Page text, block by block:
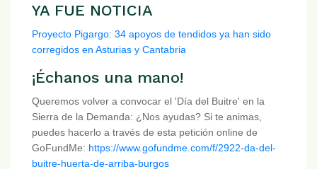
YA FUE NOTICIA
Proyecto Pigargo: 34 apoyos de tendidos ya han sido
corregidos en Asturias y Cantabria
¡Échanos una mano!
Queremos volver a convocar el 'Día del Buitre' en la
Sierra de la Demanda: ¿Nos ayudas? Si te animas,
puedes hacerlo a través de esta petición online de
GoFundMe: https://www.gofundme.com/f/2922-da-del-
buitre-huerta-de-arriba-burgos